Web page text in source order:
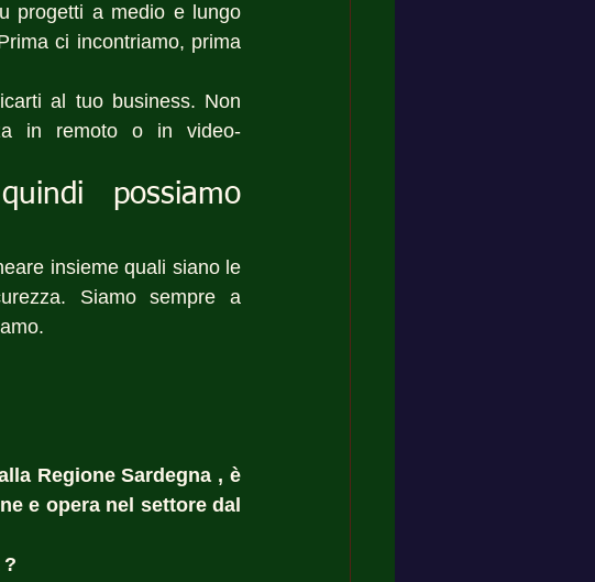
progetti a medio e lungo
ci incontriamo, prima
al tuo business. Non
in remoto o in video-
possiamo
insieme quali siano le
Siamo sempre a
Regione Sardegna , è
e opera nel settore dal
?